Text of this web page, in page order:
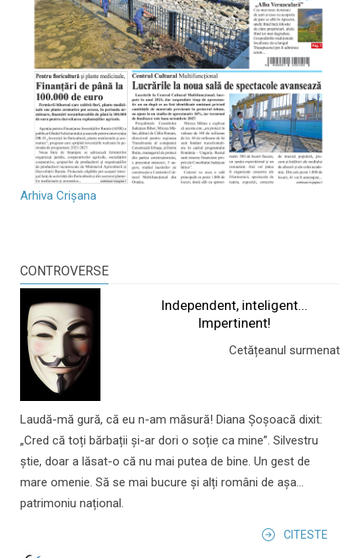
Arhiva Crișana
CONTROVERSE
Independent, inteligent...
Impertinent!
Cetățeanul surmenat
Laudă-mă gură, că eu n-am măsură! Diana Șoșoacă dixit:
„Cred că toți bărbații și-ar dori o soție ca mine”. Silvestru
știe, doar a lăsat-o că nu mai putea de bine. Un gest de
mare omenie. Să se mai bucure și alți români de așa...
patrimoniu național.
CITESTE